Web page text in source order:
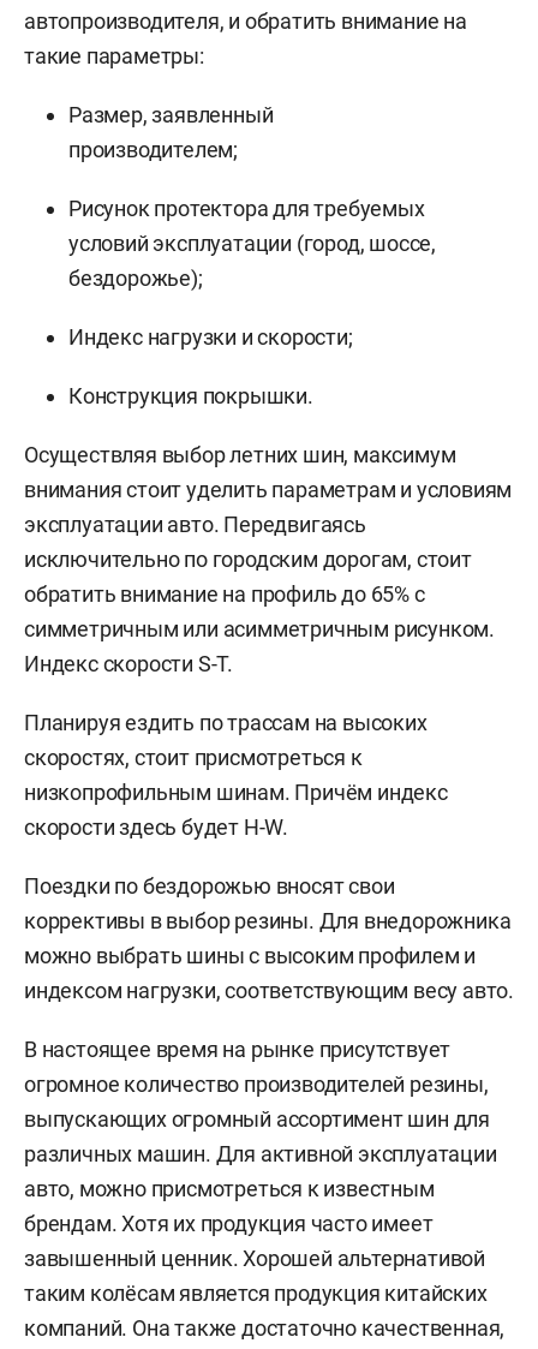
автопроизводителя, и обратить внимание на
такие параметры:
Размер, заявленный
производителем;
Рисунок протектора для требуемых
условий эксплуатации (город, шоссе,
бездорожье);
Индекс нагрузки и скорости;
Конструкция покрышки.
Осуществляя выбор летних шин, максимум
внимания стоит уделить параметрам и условиям
эксплуатации авто. Передвигаясь
исключительно по городским дорогам, стоит
обратить внимание на профиль до 65% с
симметричным или асимметричным рисунком.
Индекс скорости S-T.
Планируя ездить по трассам на высоких
скоростях, стоит присмотреться к
низкопрофильным шинам. Причём индекс
скорости здесь будет H-W.
Поездки по бездорожью вносят свои
коррективы в выбор резины. Для внедорожника
можно выбрать шины с высоким профилем и
индексом нагрузки, соответствующим весу авто.
В настоящее время на рынке присутствует
огромное количество производителей резины,
выпускающих огромный ассортимент шин для
различных машин. Для активной эксплуатации
авто, можно присмотреться к известным
брендам. Хотя их продукция часто имеет
завышенный ценник. Хорошей альтернативой
таким колёсам является продукция китайских
компаний. Она также достаточно качественная,